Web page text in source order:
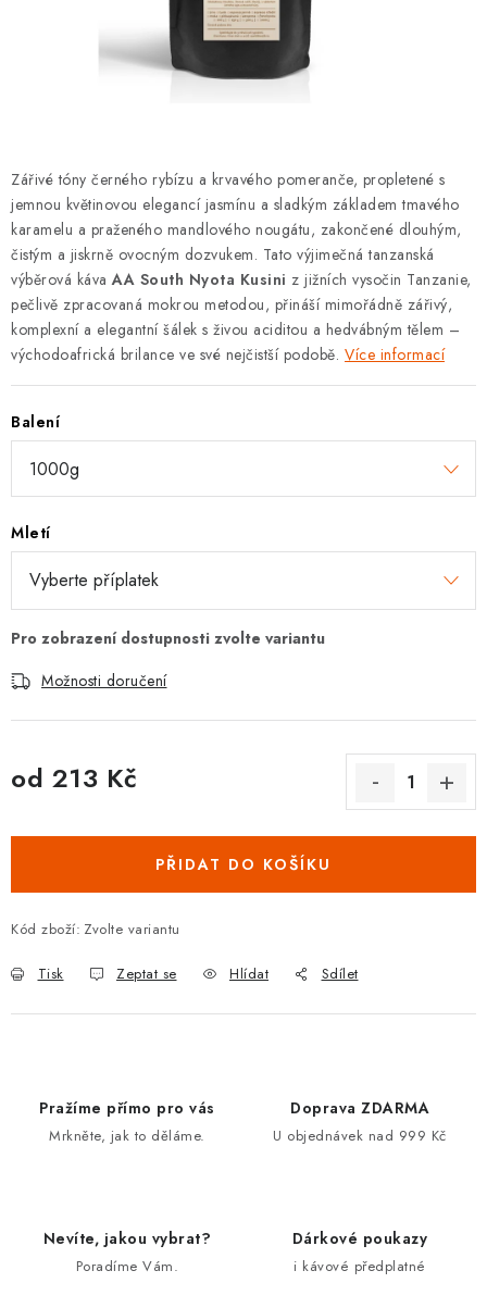
Zásady pro vracení zboží a reklamace
Hodnocení obchodu
Zářivé tóny černého rybízu a krvavého pomeranče, propletené s
jemnou květinovou elegancí jasmínu a sladkým základem tmavého
karamelu a praženého mandlového nougátu, zakončené dlouhým,
čistým a jiskrně ovocným dozvukem. Tato výjimečná tanzanská
výběrová kávaAA South Nyota Kusini z jižních vysočin Tanzanie,
pečlivě zpracovaná mokrou metodou, přináší mimořádně zářivý,
komplexní a elegantní šálek s živou aciditou a hedvábným tělem –
východoafrická brilance ve své nejčistší podobě. Více informací
Balení
Mletí
Možnosti doručení
od 213 Kč
PŘIDAT DO KOŠÍKU
Kód zboží: Zvolte variantu
Tisk Zeptat se Hlídat Sdílet
Pražíme přímo pro vás
Mrkněte, jak to děláme.
Doprava ZDARMA
U objednávek nad 999 Kč
Nevíte, jakou vybrat?
Poradíme Vám.
Dárkové poukazy
i kávové předplatné